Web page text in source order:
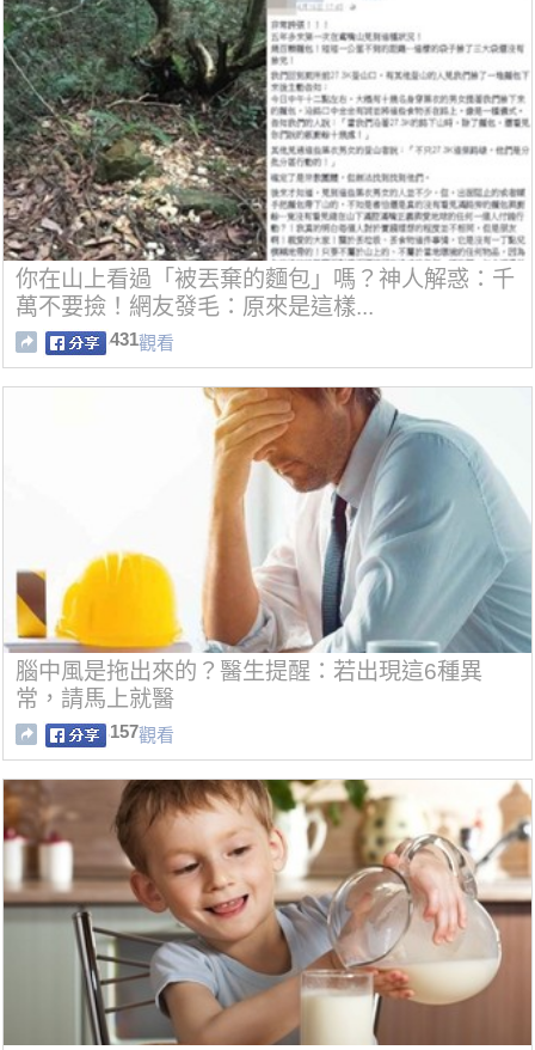
你在山上看過「被丟棄的麵包」嗎？神人解惑：千
萬不要撿！網友發毛：原來是這樣...
431觀看
腦中風是拖出來的？醫生提醒：若出現這6種異
常，請馬上就醫
157觀看